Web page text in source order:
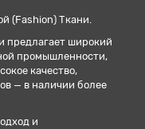
(Fashion) Ткани.
предлагает широкий
промышленности,
качество,
— в наличии более
и